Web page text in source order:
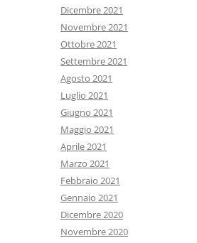
Dicembre 2021
Novembre 2021
Ottobre 2021
Settembre 2021
Agosto 2021
Luglio 2021
Giugno 2021
Maggio 2021
Aprile 2021
Marzo 2021
Febbraio 2021
Gennaio 2021
Dicembre 2020
Novembre 2020